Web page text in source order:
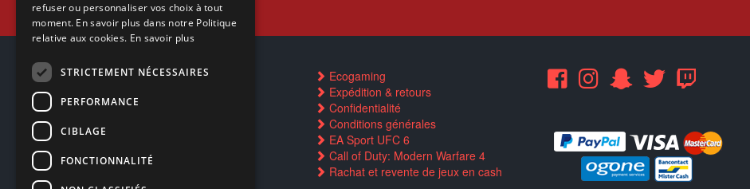
Contactez-nous
Trouver un magasin
Rachat cartes Pokémon
Réservation par SMS
Restauration CD griffés
Ecogaming
Expédition & retours
Confidentialité
Conditions générales
EA Sport UFC 6
Call of Duty: Modern Warfare 4
Rachat et revente de jeux en cash
refuser ou personnaliser vos choix à tout
moment. En savoir plus dans notre Politique
relative aux cookies. En savoir plus
STRICTEMENT NÉCESSAIRES
PERFORMANCE
CIBLAGE
FONCTIONNALITÉ